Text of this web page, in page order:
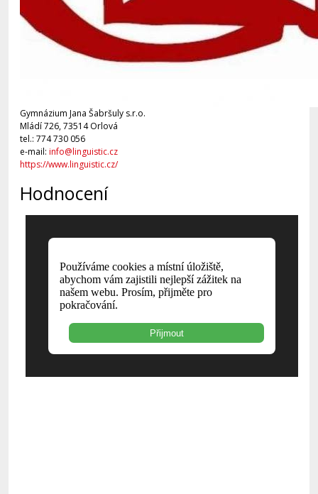
Gymnázium Jana Šabršuly s.r.o.
Mládí 726, 73514 Orlová
tel.: 774 730 056
e-mail: info@linguistic.cz
https://www.linguistic.cz/
Hodnocení